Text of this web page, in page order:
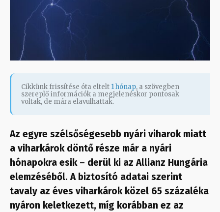
Cikkünk frissítése óta eltelt 1 hónap, a szövegben
szereplő információk a megjelenéskor pontosak
voltak, de mára elavulhattak.
Az egyre szélsőségesebb nyári viharok miatt
a viharkárok döntő része már a nyári
hónapokra esik – derül ki az Allianz Hungária
elemzéséből. A biztosító adatai szerint
tavaly az éves viharkárok közel 65 százaléka
nyáron keletkezett, míg korábban ez az